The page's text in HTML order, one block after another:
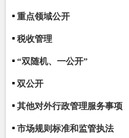
重点领域公开
税收管理
“双随机、一公开”
双公开
其他对外行政管理服务事项
市场规则标准和监管执法